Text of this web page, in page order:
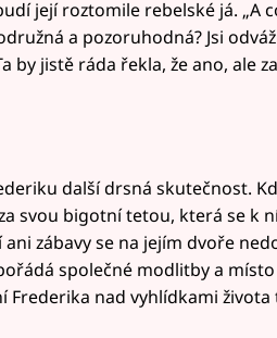
její roztomile rebelské já. „A
a pozoruhodná? Jsi
by jistě ráda řekla, že ano, ale
další drsná skutečnost.
svou bigotní tetou, která se k
zábavy se na jejím dvoře
společné modlitby a
Frederika nad vyhlídkami